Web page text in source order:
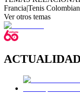
Francia|Tenis
Ver otros temas